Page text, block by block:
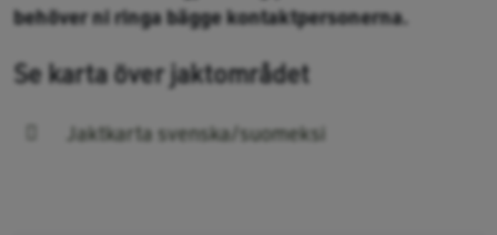
behöver ni ringa bägge kontaktpersonerna.
Se karta över jaktområdet
Jaktkarta svenska/suomeksi